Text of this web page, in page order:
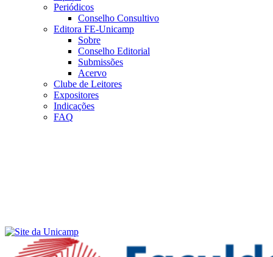
Periódicos
Conselho Consultivo
Editora FE-Unicamp
Sobre
Conselho Editorial
Submissões
Acervo
Clube de Leitores
Expositores
Indicações
FAQ